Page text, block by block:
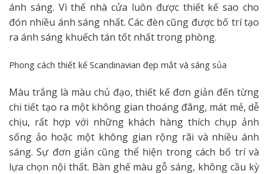
ánh sáng. Vì thế nhà cửa luôn được thiết kế sao cho
đón nhiều ánh sáng nhất. Các đèn cũng được bố trí tạo
ra ánh sáng khuếch tán tốt nhất trong phòng.
Phong cách thiết kế Scandinavian đẹp mắt và sáng sủa
Màu trắng là màu chủ đạo, thiết kế đơn giản đến từng
chi tiết tạo ra một không gian thoáng đãng, mát mẻ, dễ
chịu, rất hợp với những khách hàng thích chụp ảnh
sống ảo hoặc một không gian rộng rãi và nhiều ánh
sáng. Sự đơn giản cũng thể hiện trong cách bố trí và
lựa chọn nội thất. Bàn ghế màu gỗ sáng, không cầu kỳ